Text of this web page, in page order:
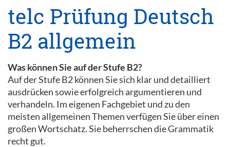
telc Prüfung Deutsch
B2 allgemein
Was können Sie auf der Stufe B2?
Auf der Stufe B2 können Sie sich klar und detailliert
ausdrücken sowie erfolgreich argumentieren und
verhandeln. Im eigenen Fachgebiet und zu den
meisten allgemeinen Themen verfügen Sie über einen
großen Wortschatz. Sie beherrschen die Grammatik
recht gut.